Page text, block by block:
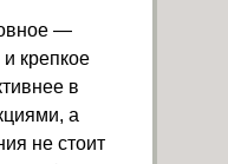
—
крепкое
в
а
не стоит